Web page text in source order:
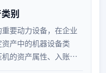
别
要动力设备，在企业
产中的机器设备类
的资产属性、入账标